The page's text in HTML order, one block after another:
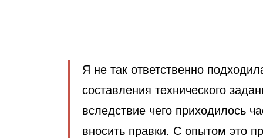
Я не так ответственно
составления технического
вследствие чего приходилось
вносить правки. С опытом это